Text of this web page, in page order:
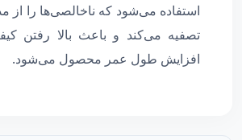
تصفیه می‌کند و باعث بالا رفتن
افزایش طول عمر محصول می‌شود.